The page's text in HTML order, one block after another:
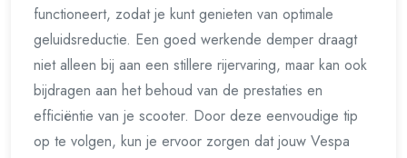
functioneert, zodat je kunt genieten van optimale
geluidsreductie. Een goed werkende demper draagt
niet alleen bij aan een stillere rijervaring, maar kan ook
bijdragen aan het behoud van de prestaties en
efficiëntie van je scooter. Door deze eenvoudige tip
op te volgen, kun je ervoor zorgen dat jouw Vespa